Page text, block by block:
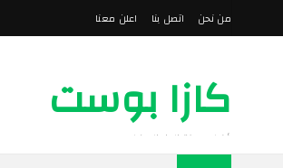
من نحن اتصل بنا اعلن معنا
كازا بوست
أخبار مدينة الدار البيضاء